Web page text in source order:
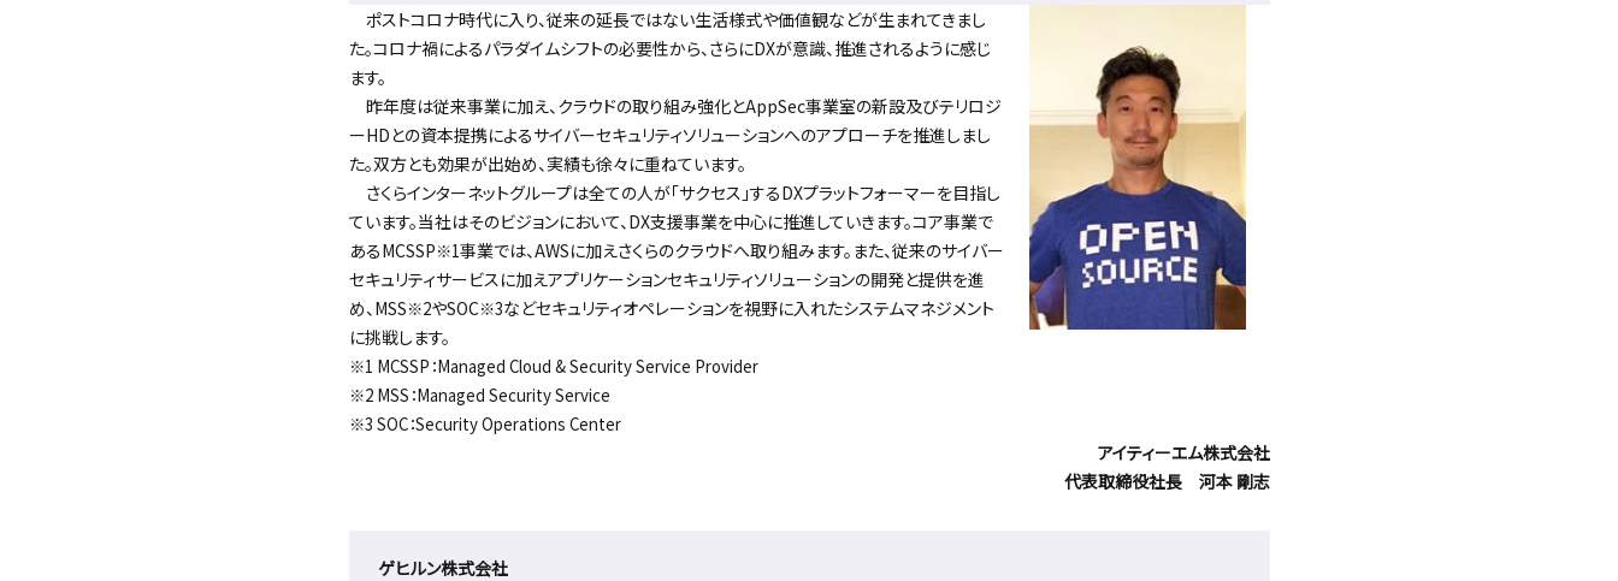
ポストコロナ時代に入り、従来の延長ではない生活様式や価値観などが生まれてきまし
た。コロナ禍によるパラダイムシフトの必要性から、さらにDXが意識、推進されるように感じ
ます。
昨年度は従来事業に加え、クラウドの取り組み強化とAppSec事業室の新設及びテリロジ
ーHDとの資本提携によるサイバーセキュリティソリューションへのアプローチを推進しまし
た。双方とも効果が出始め、実績も徐々に重ねています。
さくらインターネットグループは全ての人が「サクセス」するDXプラットフォーマーを目指し
ています。当社はそのビジョンにおいて、DX支援事業を中心に推進していきます。コア事業で
あるMCSSP※1事業では、AWSに加えさくらのクラウドへ取り組みます。また、従来のサイバー
セキュリティサービスに加えアプリケーションセキュリティソリューションの開発と提供を進
め、MSS※2やSOC※3などセキュリティオペレーションを視野に入れたシステムマネジメント
に挑戦します。
※1 MCSSP：Managed Cloud & Security Service Provider
※2 MSS：Managed Security Service
※3 SOC：Security Operations Center
アイティーエム株式会社
代表取締役社長 河本 剛志
ゲヒルン株式会社